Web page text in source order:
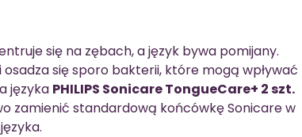
się na zębach, a język bywa pomijany.
się sporo bakterii, które mogą wpływać
języka PHILIPS Sonicare TongueCare+ 2 szt.
zamienić standardową końcówkę Sonicare w